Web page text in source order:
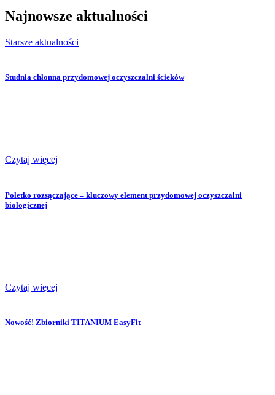
Najnowsze aktualności
Starsze aktualności
Studnia chłonna przydomowej oczyszczalni ścieków
Czytaj więcej
Poletko rozsączające – kluczowy element przydomowej oczyszczalni
biologicznej
Czytaj więcej
Nowość! Zbiorniki TITANIUM EasyFit